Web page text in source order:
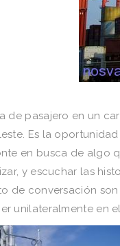
de pasajero en un
Es la
en busca de algo
y escuchar las
de conversación
unilateralmente en